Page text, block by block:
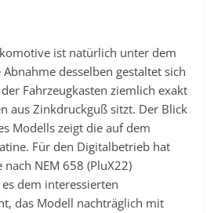
ist natürlich unter dem
Abnahme desselben gestaltet sich
Fahrzeugkasten ziemlich exakt
aus Zinkdruckguß sitzt. Der Blick
Modells zeigt die auf dem
Für den Digitalbetrieb hat
NEM 658 (PluX22)
dem interessierten
das Modell nachträglich mit